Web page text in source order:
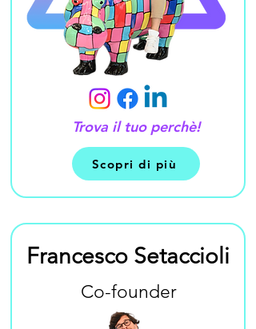
Trova il tuo perchè!
Scopri di più
Francesco Setaccioli
Co-founder